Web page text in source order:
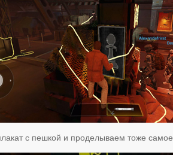
с пешкой и проделываем тоже самое.